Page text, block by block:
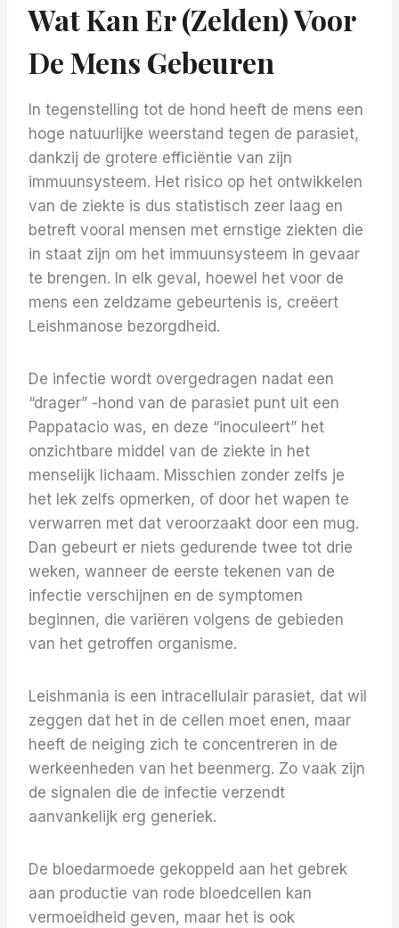
Wat Kan Er (zelden) Voor
De Mens Gebeuren
In tegenstelling tot de hond heeft de mens een
hoge natuurlijke weerstand tegen de parasiet,
dankzij de grotere efficiëntie van zijn
immuunsysteem. Het risico op het ontwikkelen
van de ziekte is dus statistisch zeer laag en
betreft vooral mensen met ernstige ziekten die
in staat zijn om het immuunsysteem in gevaar
te brengen. In elk geval, hoewel het voor de
mens een zeldzame gebeurtenis is, creëert
Leishmanose bezorgdheid.
De infectie wordt overgedragen nadat een
“drager” -hond van de parasiet punt uit een
Pappatacio was, en deze “inoculeert” het
onzichtbare middel van de ziekte in het
menselijk lichaam. Misschien zonder zelfs je
het lek zelfs opmerken, of door het wapen te
verwarren met dat veroorzaakt door een mug.
Dan gebeurt er niets gedurende twee tot drie
weken, wanneer de eerste tekenen van de
infectie verschijnen en de symptomen
beginnen, die variëren volgens de gebieden
van het getroffen organisme.
Leishmania is een intracellulair parasiet, dat wil
zeggen dat het in de cellen moet enen, maar
heeft de neiging zich te concentreren in de
werkeenheden van het beenmerg. Zo vaak zijn
de signalen die de infectie verzendt
aanvankelijk erg generiek.
De bloedarmoede gekoppeld aan het gebrek
aan productie van rode bloedcellen kan
vermoeidheid geven, maar het is ook